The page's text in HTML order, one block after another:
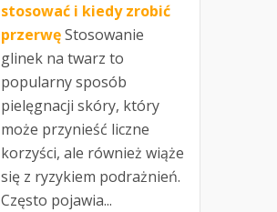
stosować i kiedy zrobić
przerwęStosowanie
glinek na twarz to
popularny sposób
pielęgnacji skóry, który
może przynieść liczne
korzyści, ale również wiąże
się z ryzykiem podrażnień.
Często pojawia...